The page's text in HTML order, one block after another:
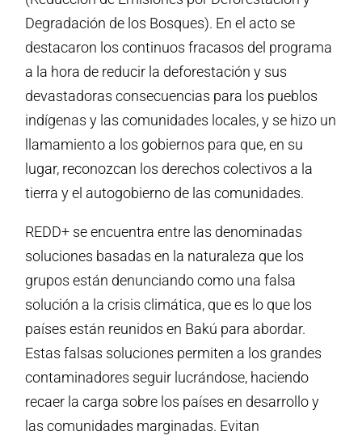
Degradación de los Bosques). En el acto se
destacaron los continuos fracasos del programa
a la hora de reducir la deforestación y sus
devastadoras consecuencias para los pueblos
indígenas y las comunidades locales, y se hizo un
llamamiento a los gobiernos para que, en su
lugar, reconozcan los derechos colectivos a la
tierra y el autogobierno de las comunidades.
REDD+ se encuentra entre las denominadas
soluciones basadas en la naturaleza que los
grupos están denunciando como una falsa
solución a la crisis climática, que es lo que los
países están reunidos en Bakú para abordar.
Estas falsas soluciones permiten a los grandes
contaminadores seguir lucrándose, haciendo
recaer la carga sobre los países en desarrollo y
las comunidades marginadas. Evitan